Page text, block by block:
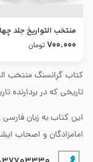
کتاب گرانسنگ منتخب
تاریخی که در
این کتاب به زبان
امامزادگان و اصحاب
منتخب التواریخ جلد
امام زین العابدین و
700.000 تومان